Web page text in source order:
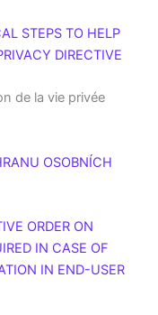
STEPS TO HELP
DIRECTIVE
de la vie privée
OSOBNÍCH
ORDER ON
IN CASE OF
IN END-USER